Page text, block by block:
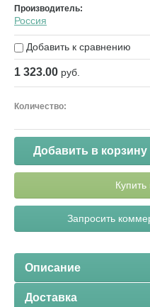
Производитель:
Россия
Добавить к сравнению
1 323.00 руб.
Количество:
Добавить в корзину
Купить
Запросить
Описание
Доставка